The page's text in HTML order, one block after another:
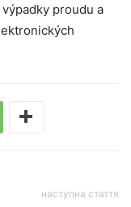
proudu a
наступна стаття